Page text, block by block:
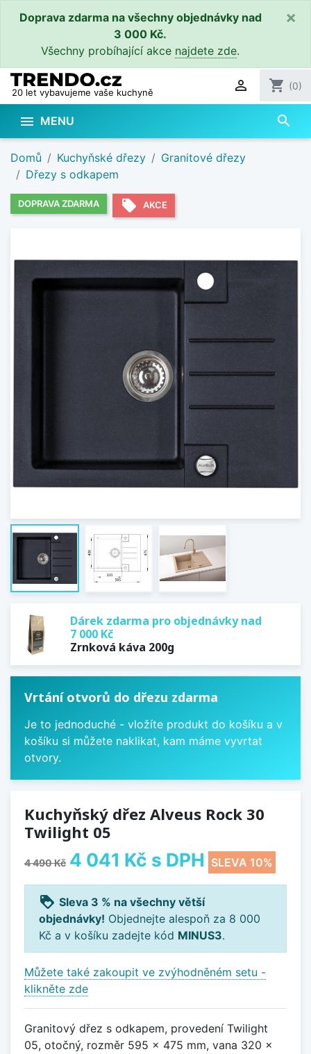
Doprava zdarma na všechny objednávky nad
3 000 Kč.
Všechny probíhající akce najdete zde.
×
20 let vybavujeme vaše kuchyně  shopping_cart (0)
 MENU search
Domů Kuchyňské dřezy
Granitové dřezy
Dřezy s odkapem
DOPRAVA ZDARMA local_offer AKCE
Dárek zdarma pro objednávky nad
7 000 Kč
Zrnková káva 200g
Vrtání otvorů do dřezu zdarma
Je to jednoduché - vložíte produkt do košíku a v
košíku si můžete naklikat, kam máme vyvrtat
otvory.
Kuchyňský dřez Alveus Rock 30
Twilight 05
4 490 Kč 4 041 Kč s DPH SLEVA 10%
loyalty Sleva 3 % na všechny větší
objednávky! Objednejte alespoň za 8 000
Kč a v košíku zadejte kód MINUS3.
Můžete také zakoupit ve zvýhodněném setu -
klikněte zde
Granitový dřez s odkapem, provedení Twilight
05, otočný, rozměr 595 x 475 mm, vana 320 x